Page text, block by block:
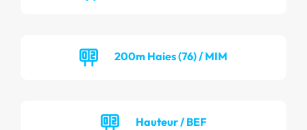
200m Haies (76) / MIM
Hauteur / BEF